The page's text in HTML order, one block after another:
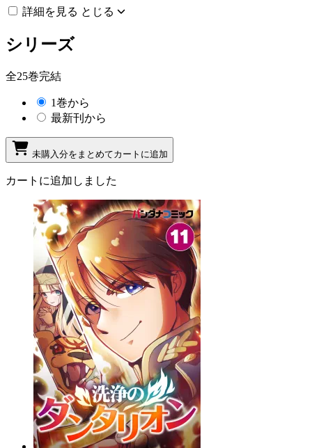
詳細を見る とじる
シリーズ
全25巻完結
1巻から
最新刊から
未購入分をまとめてカートに追加
カートに追加しました